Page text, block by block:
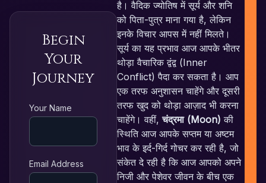
Begin
Your
Journey
Your Name
Email Address
है। वैदिक ज्योतिष में सूर्य और शनि
को पिता-पुत्र माना गया है, लेकिन
इनके विचार आपस में नहीं मिलते।
सूर्य का यह प्रभाव आज आपके भीतर
थोड़ा वैचारिक द्वंद्व (Inner
Conflict) पैदा कर सकता है। आप
एक तरफ अनुशासन चाहेंगे और दूसरी
तरफ खुद को थोड़ा आज़ाद भी करना
चाहेंगे। वहीं,चंद्रमा (Moon) की
स्थिति आज आपके सप्तम या अष्टम
भाव के इर्द-गिर्द गोचर कर रही है, जो
संकेत दे रही है कि आज आपको अपने
निजी और पेशेवर जीवन के बीच एक